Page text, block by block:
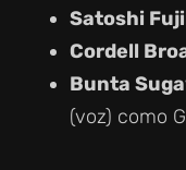
Satoshi
Cordell
Bunta
(voz) como